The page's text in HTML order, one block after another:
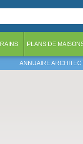
PLANS DE
ANNUAIRE